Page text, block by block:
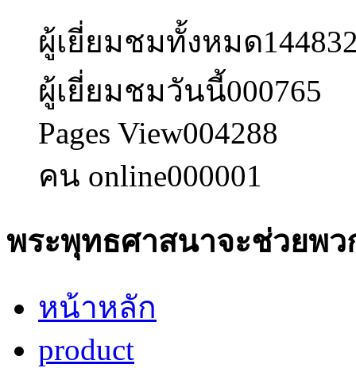
ผู้เยี่ยมชมทั้งหมด
ผู้เยี่ยมชมวันนี้000765
Pages View004288
คน online000001
พระพุทธศาสนาจะช่วยพ
หน้าหลัก
product